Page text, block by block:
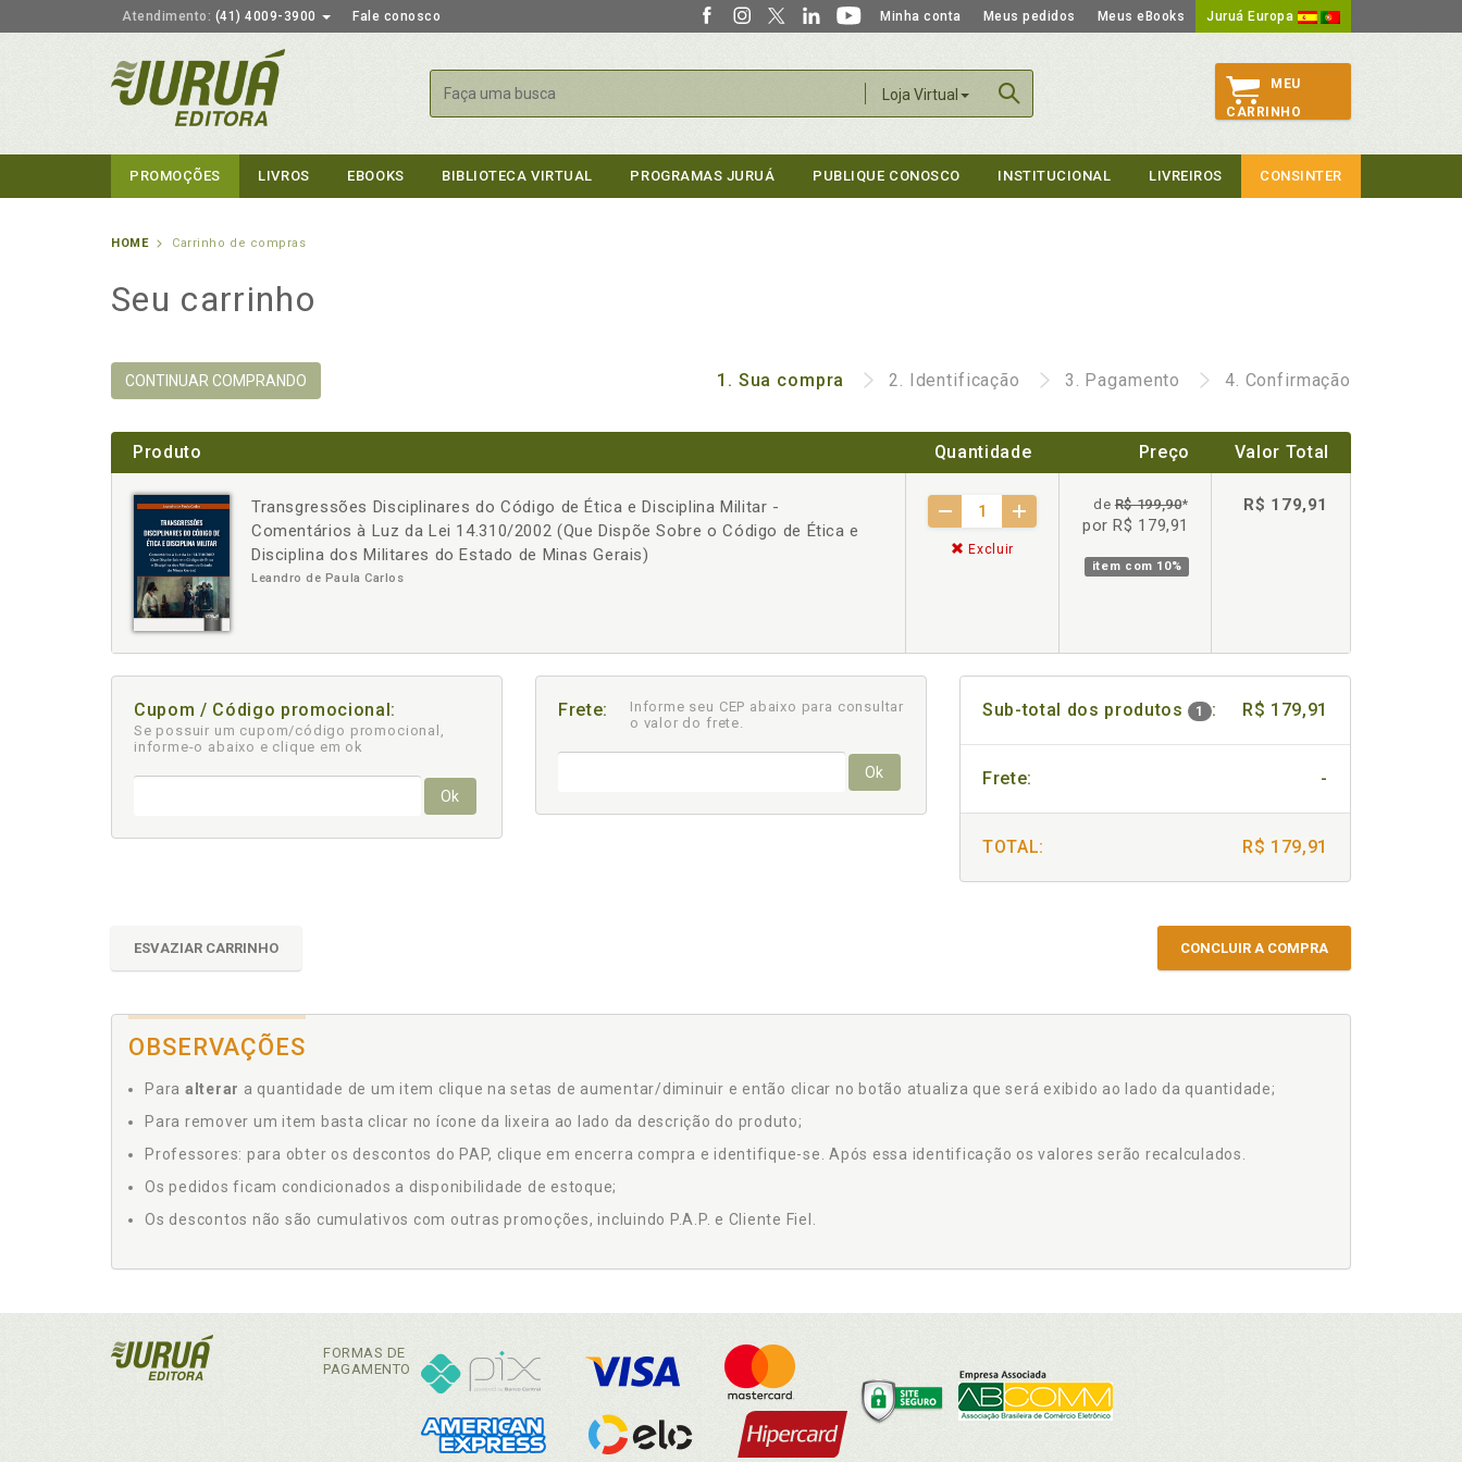
Atendimento: (41) 4009-3900 Fale conosco Minha conta Meus pedidos Meus eBooks Juruá Europa
Loja Virtual
Buscar
MEU
CARRINHO
PROMOÇÕES LIVROS EBOOKS BIBLIOTECA VIRTUAL PROGRAMAS JURUÁ PUBLIQUE CONOSCO INSTITUCIONAL LIVREIROS CONSINTER
HOME Carrinho de compras
Seu carrinho
CONTINUAR COMPRANDO 1. Sua compra 2. Identificação 3. Pagamento 4. Confirmação
Produto Quantidade Preço Valor Total
Transgressões Disciplinares do Código de Ética e Disciplina Militar -
Comentários à Luz da Lei 14.310/2002 (Que Dispõe Sobre o Código de Ética e
Disciplina dos Militares do Estado de Minas Gerais)
Leandro de Paula Carlos
- +
Excluir
deR$ 199,90*
por R$ 179,91
item com 10%
R$ 179,91
Cupom / Código promocional:
Se possuir um cupom/código promocional,
informe-o abaixo e clique em ok
Ok
Frete:
Informe seu CEP abaixo para consultar
o valor do frete.
Ok
Sub-total dos produtos 1 : R$ 179,91
Frete: -
TOTAL: R$ 179,91
ESVAZIAR CARRINHO CONCLUIR A COMPRA
OBSERVAÇÕES
Para alterar a quantidade de um item clique na setas de aumentar/diminuir e então clicar no botão atualiza que será exibido ao lado da quantidade;
Para remover um item basta clicar no ícone da lixeira ao lado da descrição do produto;
Professores: para obter os descontos do PAP, clique em encerra compra e identifique-se. Após essa identificação os valores serão recalculados.
Os pedidos ficam condicionados a disponibilidade de estoque;
Os descontos não são cumulativos com outras promoções, incluindo P.A.P. e Cliente Fiel.
FORMAS DE
PAGAMENTO